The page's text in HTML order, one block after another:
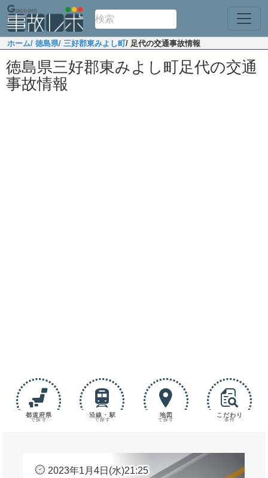
ホーム/ 徳島県/ 三好郡東みよし町/ 足代の交通事故情報
徳島県三好郡東みよし町足代の交通
事故情報
都道府県
で探す
沿線・駅
で探す
地図
で探す
こだわり
条件
2023年1月4日(水)21:25